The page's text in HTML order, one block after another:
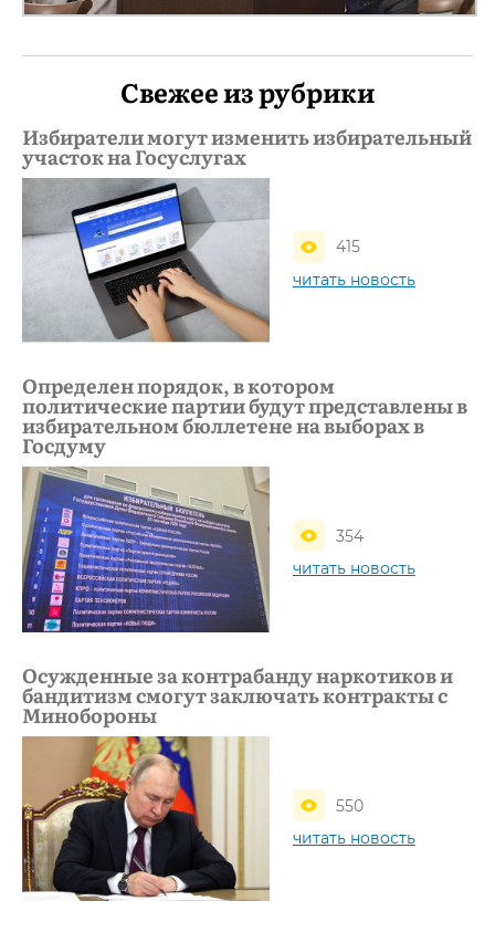
Свежее из рубрики
Избиратели могут изменить избирательный
участок на Госуслугах
415
читать новость
Определен порядок, в котором
политические партии будут представлены в
избирательном бюллетене на выборах в
Госдуму
354
читать новость
Осужденные за контрабанду наркотиков и
бандитизм смогут заключать контракты с
Минобороны
550
читать новость